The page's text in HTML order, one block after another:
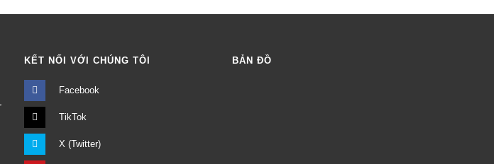
KẾT NỐI VỚI CHÚNG TÔI
Facebook
TikTok
X (Twitter)
BẢN ĐỒ